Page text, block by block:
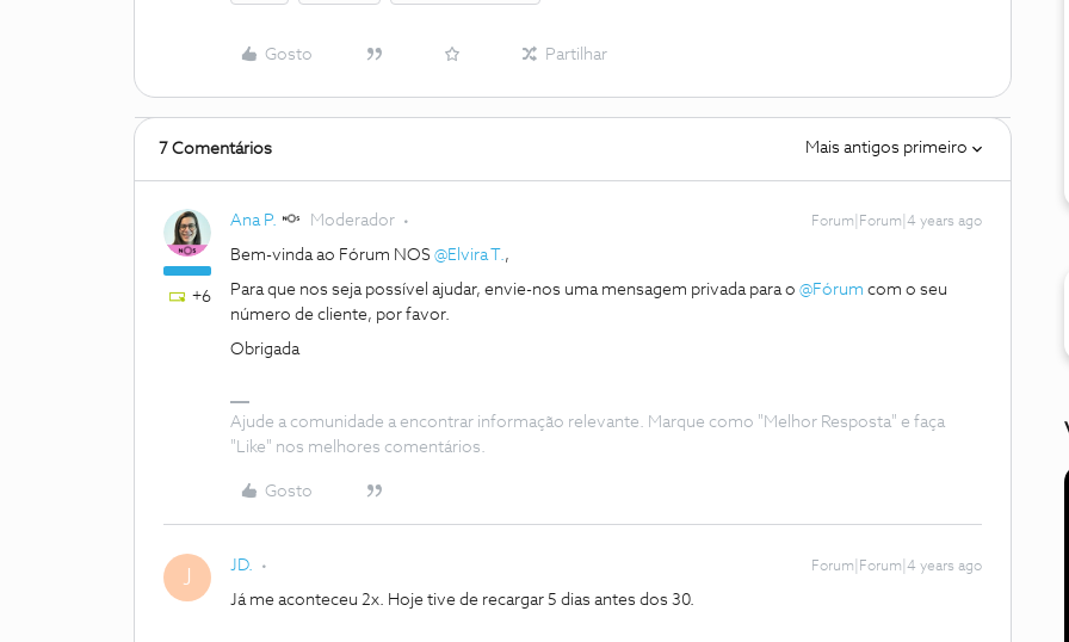
Gosto Partilhar
7 Comentários Mais antigos primeiro
+6
Ana P. Moderador Forum|Forum|4 years ago
Bem-vinda ao Fórum NOS @Elvira T.,
Para que nos seja possível ajudar, envie-nos uma mensagem privada para o @Fórum com o seu
número de cliente, por favor.
Obrigada
Ajude a comunidade a encontrar informação relevante. Marque como "Melhor Resposta" e faça
"Like" nos melhores comentários.
Gosto
J JD. Forum|Forum|4 years ago
Já me aconteceu 2x. Hoje tive de recargar 5 dias antes dos 30.